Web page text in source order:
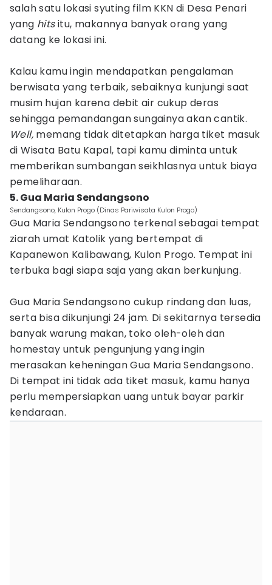
salah satu lokasi syuting film KKN di Desa Penari
yang hitsitu, makannya banyak orang yang
datang ke lokasi ini.
Kalau kamu ingin mendapatkan pengalaman
berwisata yang terbaik, sebaiknya kunjungi saat
musim hujan karena debit air cukup deras
sehingga pemandangan sungainya akan cantik.
Well, memang tidak ditetapkan harga tiket masuk
di Wisata Batu Kapal, tapi kamu diminta untuk
memberikan sumbangan seikhlasnya untuk biaya
pemeliharaan.
5. Gua Maria Sendangsono
Sendangsono, Kulon Progo (Dinas Pariwisata Kulon Progo)
Gua Maria Sendangsono terkenal sebagai tempat
ziarah umat Katolik yang bertempat di
Kapanewon Kalibawang, Kulon Progo. Tempat ini
terbuka bagi siapa saja yang akan berkunjung.
Gua Maria Sendangsono cukup rindang dan luas,
serta bisa dikunjungi 24 jam. Di sekitarnya tersedia
banyak warung makan, toko oleh-oleh dan
homestay untuk pengunjung yang ingin
merasakan keheningan Gua Maria Sendangsono.
Di tempat ini tidak ada tiket masuk, kamu hanya
perlu mempersiapkan uang untuk bayar parkir
kendaraan.